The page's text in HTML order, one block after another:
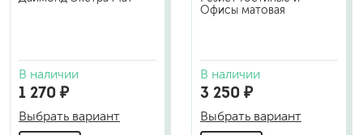
В наличии
1 270 ₽
Выбрать вариант
Офисы матовая
В наличии
3 250 ₽
Выбрать вариант